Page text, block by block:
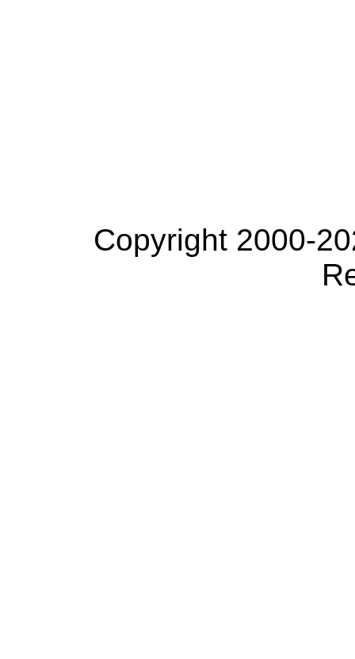
Copyright 2000-